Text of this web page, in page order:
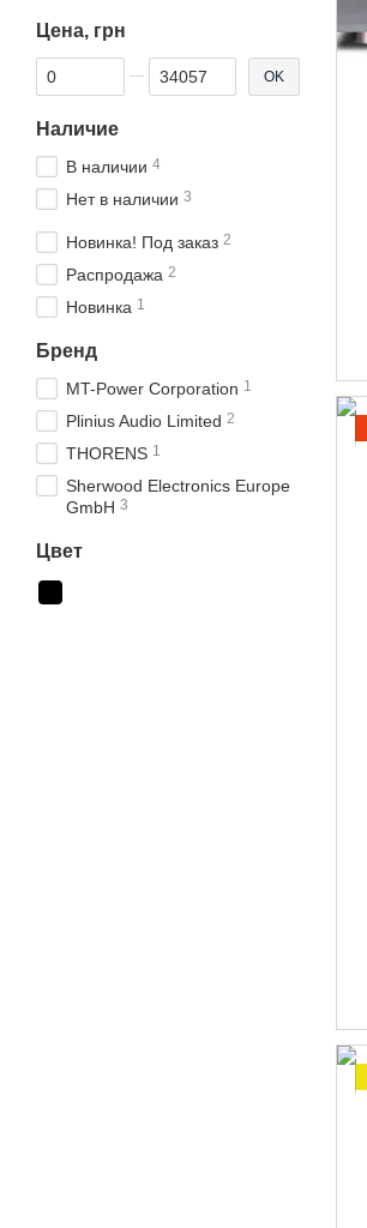
Цена, грн
От Цена, грн
До Цена, грн OK
Наличие
В наличии 4
Нет в наличии 3
Новинка! Под заказ 2
Распродажа 2
Новинка 1
Бренд
MT-Power Corporation 1
Plinius Audio Limited 2
THORENS 1
Sherwood Electronics Europe
GmbH 3
Цвет